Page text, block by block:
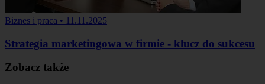
Biznes i praca • 11.11.2025
Strategia marketingowa w firmie - klucz do sukcesu
Zobacz także